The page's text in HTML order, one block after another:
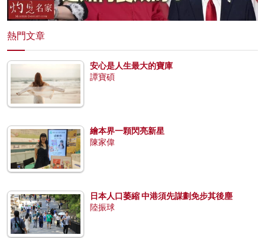
熱門文章
安心是人生最大的寶庫
譚寶碩
繪本界一顆閃亮新星
陳家偉
日本人口萎縮 中港須先謀劃免步其後塵
陸振球